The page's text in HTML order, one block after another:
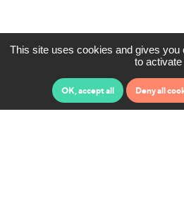
This site uses cookies and gives you
to activate
OK, accept all Deny all